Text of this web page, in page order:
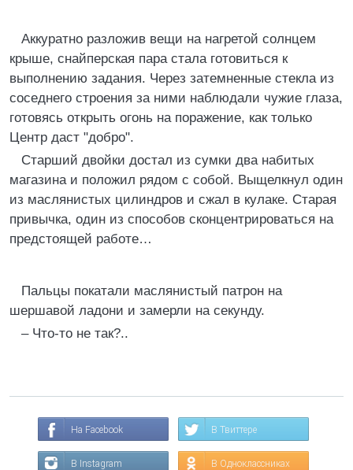
Аккуратно разложив вещи на нагретой солнцем
крыше, снайперская пара стала готовиться к
выполнению задания. Через затемненные стекла из
соседнего строения за ними наблюдали чужие глаза,
готовясь открыть огонь на поражение, как только
Центр даст "добро".
Старший двойки достал из сумки два набитых
магазина и положил рядом с собой. Выщелкнул один
из маслянистых цилиндров и сжал в кулаке. Старая
привычка, один из способов сконцентрироваться на
предстоящей работе…
Пальцы покатали маслянистый патрон на
шершавой ладони и замерли на секунду.
– Что-то не так?..
На Facebook В Твиттере
В Instagram В Одноклассниках